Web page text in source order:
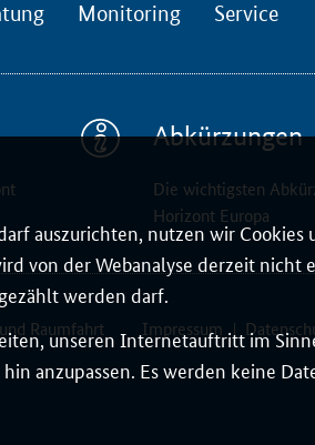
auszurichten, nutzen wir
von der Webanalyse derzeit
werden darf.
unseren Internetauftritt im
anzupassen. Es werden keine
Monitoring Service
Abkürzungen
Die wichtigsten
Horizont Europa
Raumfahrt Impressum